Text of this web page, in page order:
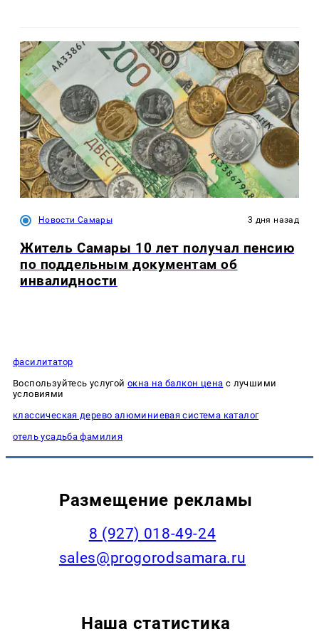
Новости Самары 3 дня назад
Житель Самары 10 лет получал пенсию
по поддельным документам об
инвалидности
фасилитатор
Воспользуйтесь услугой окна на балкон цена с лучшими
условиями
классическая дерево алюминиевая система каталог
отель усадьба фамилия
Размещение рекламы
8 (927) 018-49-24
sales@progorodsamara.ru
Наша статистика